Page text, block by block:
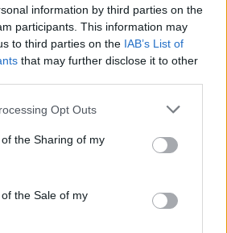
information by third parties on the
participants. This information may
to third parties on the IAB’s List of
that may further disclose it to other
Opt Outs
the Sharing of my
the Sale of my
celebrano i funerali, la
dall'Afghanistan
dei media e dei social